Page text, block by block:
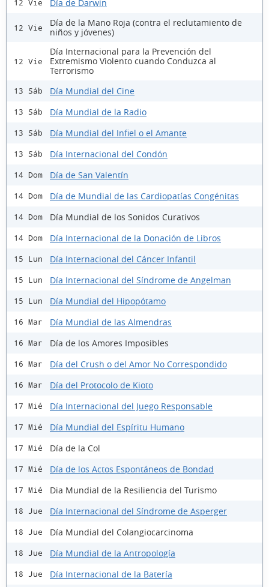
12 Vie Día de Darwin
12 Vie
Día de la Mano Roja (contra el reclutamiento de
niños y jóvenes)
12 Vie
Día Internacional para la Prevención del
Extremismo Violento cuando Conduzca al
Terrorismo
13 Sáb Día Mundial del Cine
13 Sáb Día Mundial de la Radio
13 Sáb Día Mundial del Infiel o el Amante
13 Sáb Día Internacional del Condón
14 Dom Día de San Valentín
14 Dom Día de Mundial de las Cardiopatías Congénitas
14 Dom Día Mundial de los Sonidos Curativos
14 Dom Día Internacional de la Donación de Libros
15 Lun Día Internacional del Cáncer Infantil
15 Lun Día Internacional del Síndrome de Angelman
15 Lun Día Mundial del Hipopótamo
16 Mar Día Mundial de las Almendras
16 Mar Día de los Amores Imposibles
16 Mar Día del Crush o del Amor No Correspondido
16 Mar Día del Protocolo de Kioto
17 Mié Día Internacional del Juego Responsable
17 Mié Día Mundial del Espíritu Humano
17 Mié Día de la Col
17 Mié Día de los Actos Espontáneos de Bondad
17 Mié Dia Mundial de la Resiliencia del Turismo
18 Jue Día Internacional del Síndrome de Asperger
18 Jue Día Mundial del Colangiocarcinoma
18 Jue Día Mundial de la Antropología
18 Jue Día Internacional de la Batería